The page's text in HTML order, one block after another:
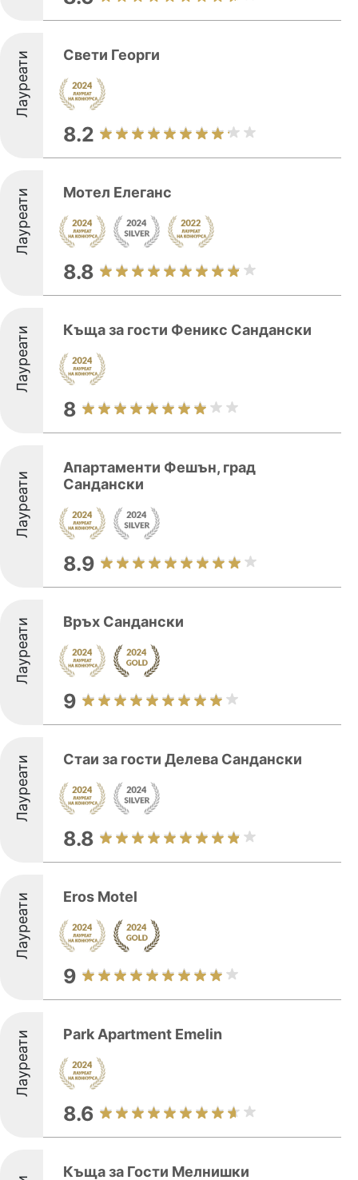
Лауреати Свети Георги
8.2
Лауреати Мотел Елеганс
8.8
Лауреати Къща за гости Феникс Сандански
8
Лауреати
Апартаменти Фешън, град
Сандански
8.9
Лауреати Връх Сандански
9
Лауреати Стаи за гости Делева Сандански
8.8
Лауреати Eros Motel
9
Лауреати Park Apartment Emelin
8.6
Къща за Гости Мелнишки